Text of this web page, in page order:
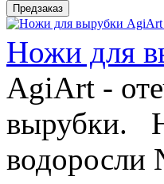
Ножи для
AgiArt -
вырубки.